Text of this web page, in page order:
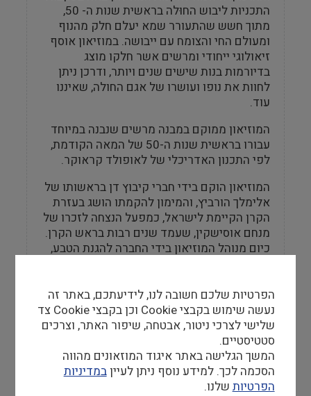
התכניות ליבוש החוּלה בראשית שנות ה- 50,
מתוך חשש שהתעורר שמא יעלם חלק מהנוף
ומעולם החי והצומח עם ייבושה. במוזיאון אוסף
זיאולוגי ייחודי ומרשים אשר חלקו מוצג
בדיורמות בנות שישים שנים ויותר, ודרכן ניתן
לחוות את נופו ועושרו של אגם החולה, שאיננו
עוד.
המוזיאון ממוקם במבנה מרשים שנבנה במיוחד
עבורו בראשית שנות ה-50 של המאה הקודמת,
לפי התכנון האדריכלי של לאופולד קראוקר.
המוזיאון הוקם בידי חברי קיבוץ דן בראשותו של
אלימלך הורביץ, והמימון להקמתו הושג בעזרת
הקרן הקיימת לישראל, כמפעל הנצחה לזכרו של
מנחם אוסישקין, שעמד שנים רבות בראש הקרן.
כיום מנוהל המוזיאון בידי החברה להגנת הטבע,
מידע למבקר
שעות פתיחה
הפרטיות שלכם חשובה לנו, לידיעתכם, באתר זה
נעשה שימוש בקבצי Cookie וכן בקבצי Cookie צד
שלישי לצרכי ניטור, אבטחה, שיפור האתר, וצרכים
סטטיסטיים.
המשך הגלישה באתר איגוד המוזאונים מהווה
הסכמה לכך. למידע נוסף ניתן לעייןבמדיניות
הפרטיות שלנו.